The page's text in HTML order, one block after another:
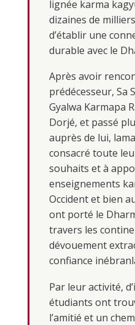
lignée karma
dizaines de
d’établir une
durable avec le
Après avoir
prédécesseur, Sa
Gyalwa Karmapa
Dorjé, et passé
auprès de lui,
consacré toute
souhaits et à
enseignements
Occident et bien
ont porté le
travers les
dévouement
confiance
Par leur activité,
étudiants ont
l’amitié et un